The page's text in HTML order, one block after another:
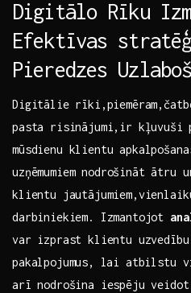
Digitālo Rīku
Efektīvas
Pieredzes
Digitālie‌
pasta risinājumi,ir kļuvuši⁢
mūsdienu ​klientu
uzņēmumiem nodrošināt
klientu
darbiniekiem. Izmantojot
var izprast klientu
pakalpojumus,⁣ lai atbilstu
arī nodrošina iespēju⁢